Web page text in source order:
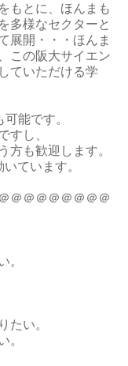
もとに、ほんまも
多様なセクターと
展開・・・ほんま
この阪大サイエン
ていただける学
能です。
すし、
も歓迎します。
ています。
＠＠＠＠＠＠＠＠
。
たい。
。